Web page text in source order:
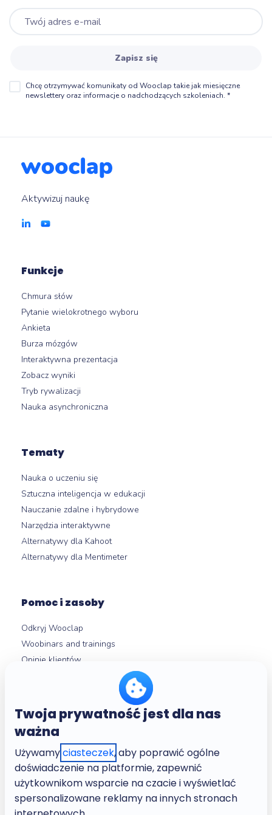
Zapisz się
Chcę otrzymywać komunikaty od Wooclap takie jak miesięczne
newslettery oraz informacje o nadchodzących szkoleniach. *
Twoja prywatność jest dla nas
ważna
Używamyciasteczek, aby poprawić ogólne
doświadczenie na platformie, zapewnić
użytkownikom wsparcie na czacie i wyświetlać
spersonalizowane reklamy na innych stronach
Aktywizuj naukę
Funkcje
Chmura słów
Pytanie wielokrotnego wyboru
Ankieta
Burza mózgów
Interaktywna prezentacja
Zobacz wyniki
Tryb rywalizacji
Nauka asynchroniczna
Tematy
Nauka o uczeniu się
Sztuczna inteligencja w edukacji
Nauczanie zdalne i hybrydowe
Narzędzia interaktywne
Alternatywy dla Kahoot
Alternatywy dla Mentimeter
Pomoc i zasoby
Odkryj Wooclap
Woobinars and trainings
Opinie klientów
Centrum pomocy
O nas
Firma
Kariera
Regulamin